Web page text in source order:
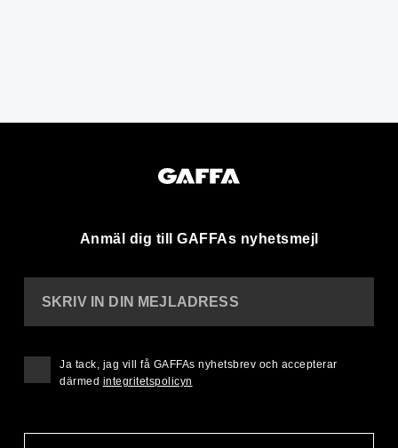
Anmäl dig till GAFFAs nyhetsmejl
SKRIV IN DIN MEJLADRESS
Ja tack, jag vill få GAFFAs nyhetsbrev och accepterar
därmed integritetspolicyn